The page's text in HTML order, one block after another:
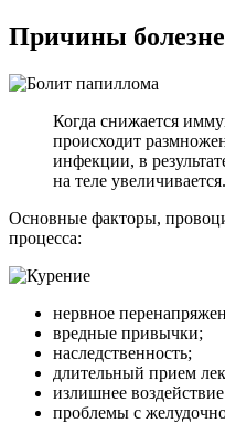
Причины
Когда снижается
происходит
инфекции, в
на теле увеличивается.
Основные факторы,
процесса:
нервное
вредные привычки;
наследственность;
длительный прием
излишнее
проблемы с